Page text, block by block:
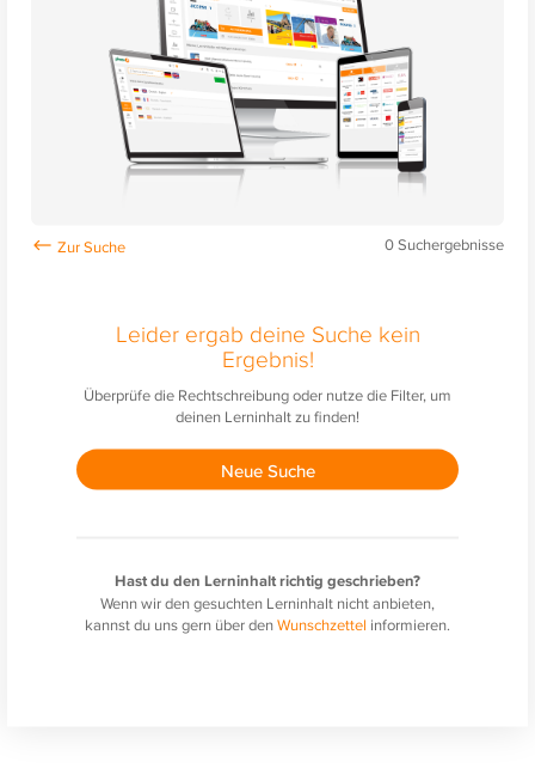
0Suchergebnisse
Leider ergab deine Suche kein
Ergebnis!
Überprüfe die Rechtschreibung oder nutze die Filter, um
deinen Lerninhalt zu finden!
Neue Suche
Hast du den Lerninhalt richtig geschrieben?
Wenn wir den gesuchten Lerninhalt nicht anbieten,
kannst du uns gern über denWunschzettel informieren.